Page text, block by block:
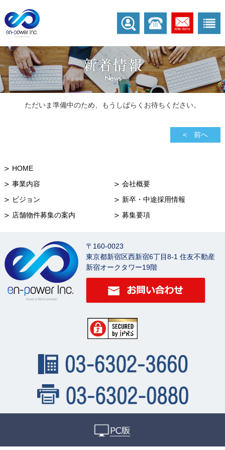
ただいま準備中のため、もうしばらくお待ちください。
< 前へ
HOME
事業内容
会社概要
ビジョン
新卒・中途採用情報
店舗物件募集の案内
募集要項
〒160-0023
東京都新宿区西新宿6丁目8-1 住友不動産
新宿オークタワー19階